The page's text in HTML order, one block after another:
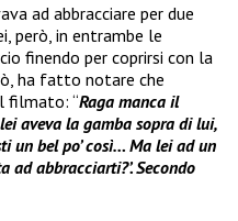
ad abbracciare per due
però, in entrambe le
finendo per coprirsi con la
ha fatto notare che
filmato: “Raga manca il
aveva la gamba sopra di lui,
un bel po’ così… Ma lei ad un
ad abbracciarti?’. Secondo